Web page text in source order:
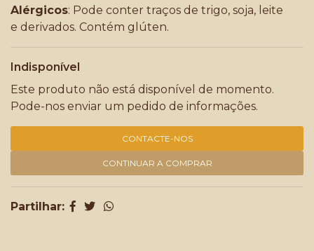
Alérgicos: Pode conter traços de trigo, soja, leite
e derivados. Contém glúten.
Indisponível
Este produto não está disponível de momento.
Pode-nos enviar um pedido de informações.
CONTACTE-NOS
CONTINUAR A COMPRAR
Partilhar: